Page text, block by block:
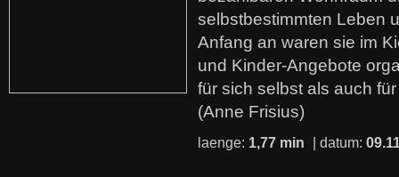
selbstbestimmten Leben
Anfang an waren sie im
und Kinder-Angebote
für sich selbst als auch
(Anne Frisius)
laenge: 1,77 min | datum: